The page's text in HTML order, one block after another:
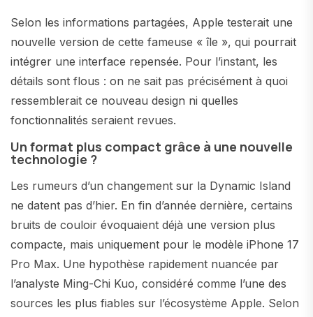
Selon les informations partagées, Apple testerait une
nouvelle version de cette fameuse « île », qui pourrait
intégrer une interface repensée. Pour l’instant, les
détails sont flous : on ne sait pas précisément à quoi
ressemblerait ce nouveau design ni quelles
fonctionnalités seraient revues.
Un format plus compact grâce à une nouvelle
technologie ?
Les rumeurs d’un changement sur la Dynamic Island
ne datent pas d’hier. En fin d’année dernière, certains
bruits de couloir évoquaient déjà une version plus
compacte, mais uniquement pour le modèle iPhone 17
Pro Max. Une hypothèse rapidement nuancée par
l’analyste Ming-Chi Kuo, considéré comme l’une des
sources les plus fiables sur l’écosystème Apple. Selon